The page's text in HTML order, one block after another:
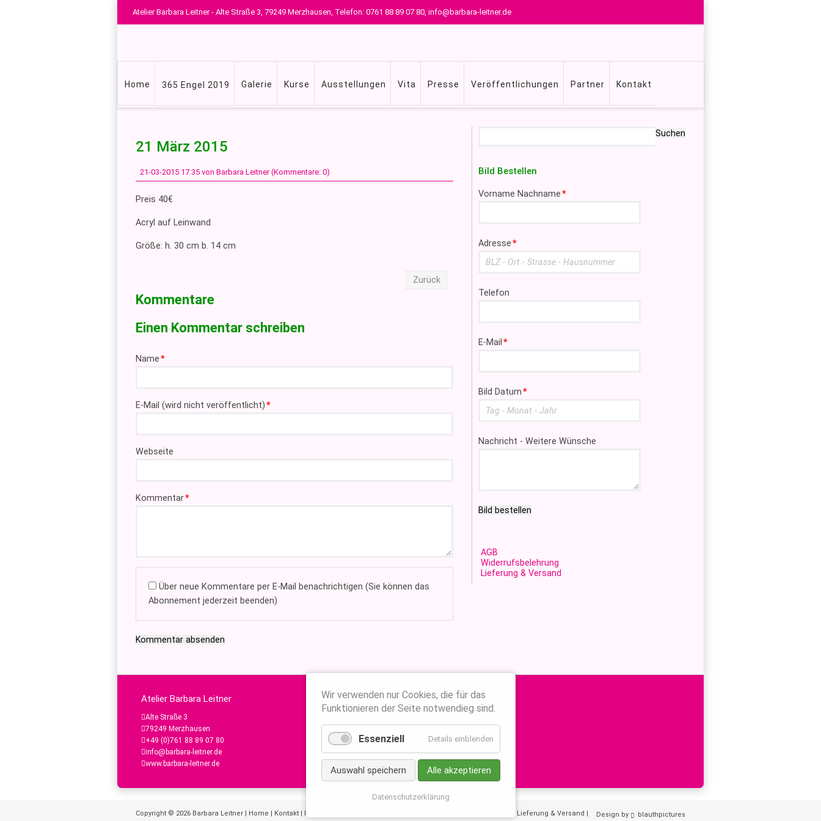
Atelier Barbara Leitner - Alte Straße 3, 79249 Merzhausen, Telefon: 0761 88 89 07 80, info@barbara-leitner.de
Navigation
Home 365 Engel 2019 Galerie Kurse Ausstellungen Vita Presse Veröffentlichungen Partner Kontakt
21 März 2015
21-03-2015 17:35 von Barbara Leitner (Kommentare: 0)
Preis 40€
Acryl auf Leinwand
Größe: h. 30 cm b. 14 cm
Zurück
Kommentare
Einen Kommentar schreiben
Pflichtfeld
Name*
Pflichtfeld
E-Mail (wird nicht veröffentlicht)*
Webseite
Pflichtfeld
Kommentar*
Über neue Kommentare per E-Mail benachrichtigen (Sie können das
Abonnement jederzeit beenden)
Kommentar absenden
Suchen
Bild Bestellen
Pflichtfeld
Vorname Nachname*
Pflichtfeld
Adresse*
Telefon
Pflichtfeld
E-Mail *
Pflichtfeld
Bild Datum*
Nachricht - Weitere Wünsche
Bild bestellen
AGB
Widerrufsbelehrung
Lieferung & Versand
Atelier Barbara Leitner
Alte Straße 3
79249 Merzhausen
+49 (0)761 88 89 07 80
info@barbara-leitner.de
www.barbara-leitner.de
Copyright © 2026 Barbara Leitner Home Kontakt Lieferung & Versand Design by blauthpictures
Wir verwenden nur Cookies, die für das
Funktionieren der Seite notwendieg sind.
Essenziell Details einblenden
Auswahl speichern Alle akzeptieren
Datenschutzerklärung